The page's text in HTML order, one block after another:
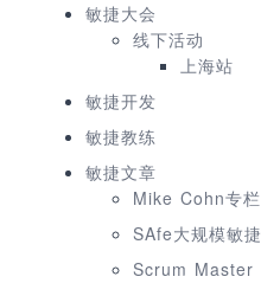
敏捷大会
线下活动
上海站
敏捷开发
敏捷教练
敏捷文章
Mike Cohn专栏
SAfe大规模敏捷
Scrum Master